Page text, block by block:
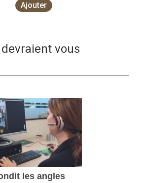
Ajouter
vous
les angles